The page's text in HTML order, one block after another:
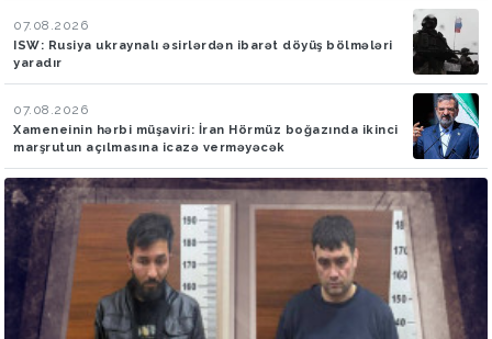
07.08.2026
ISW: Rusiya ukraynalı əsirlərdən ibarət döyüş bölmələri
yaradır
07.08.2026
Xameneinin hərbi müşaviri: İran Hörmüz boğazında ikinci
marşrutun açılmasına icazə verməyəcək